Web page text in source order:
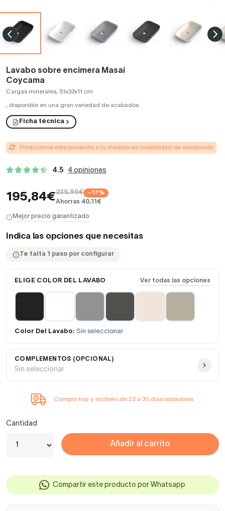
Lavabo sobre encimera Masai
Coycama
Cargas minerales, 51x33x11 cm
, disponible en una gran variedad de acabados
Ficha técnica
Producimos este producto a tu medida sin posibilidad de devolución
4.5 4 opiniones
195,84€235,95€ −17%
Ahorras 40,11€
Mejor precio garantizado
Indica las opciones que necesitas
Te falta 1 paso por configurar
ELIGE COLOR DEL LAVABO Ver todas las opciones
Color Del Lavabo: Sin seleccionar
COMPLEMENTOS (OPCIONAL)
Sin seleccionar
Compra hoy y recíbelo de 25 a 30 días laborables
Cantidad
Añadir al carrito
Compartir este producto por Whatsapp